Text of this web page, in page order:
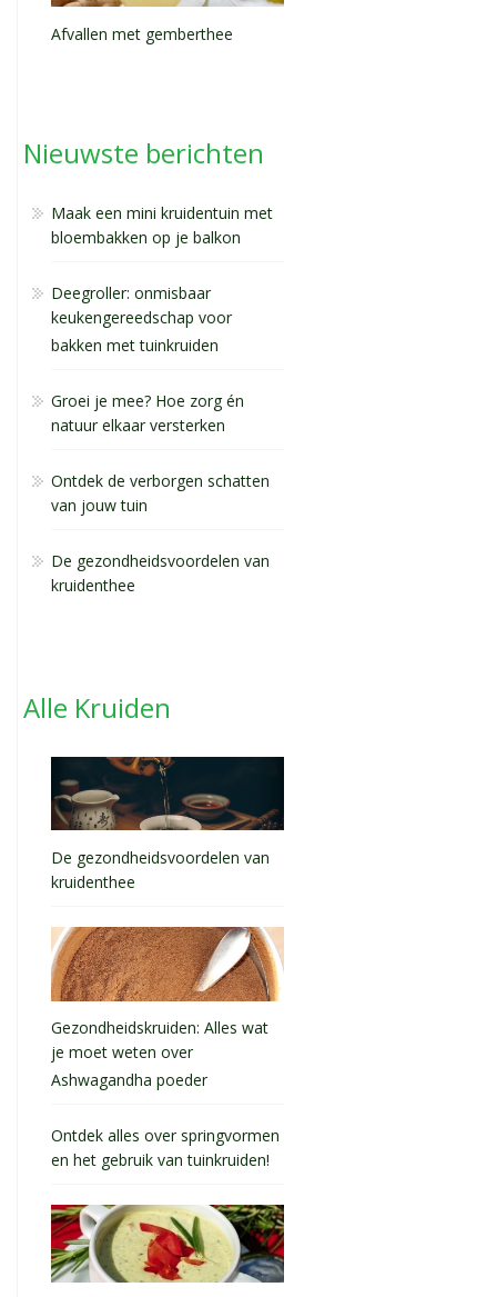
Afvallen met gemberthee
Nieuwste berichten
Maak een mini kruidentuin met
bloembakken op je balkon
Deegroller: onmisbaar
keukengereedschap voor
bakken met tuinkruiden
Groei je mee? Hoe zorg én
natuur elkaar versterken
Ontdek de verborgen schatten
van jouw tuin
De gezondheidsvoordelen van
kruidenthee
Alle Kruiden
De gezondheidsvoordelen van
kruidenthee
Gezondheidskruiden: Alles wat
je moet weten over
Ashwagandha poeder
Ontdek alles over springvormen
en het gebruik van tuinkruiden!